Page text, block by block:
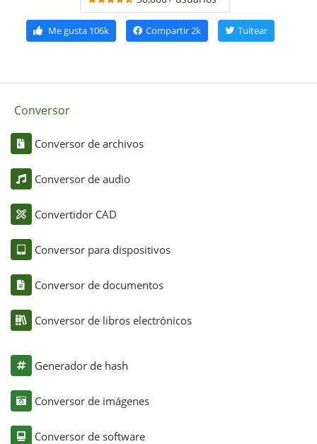
Me gusta106k Compartir 2k Tuitear
Conversor
Conversor de archivos
Conversor de audio
Convertidor CAD
Conversor para dispositivos
Conversor de documentos
Conversor de libros electrónicos
Generador de hash
Conversor de imágenes
Conversor de software